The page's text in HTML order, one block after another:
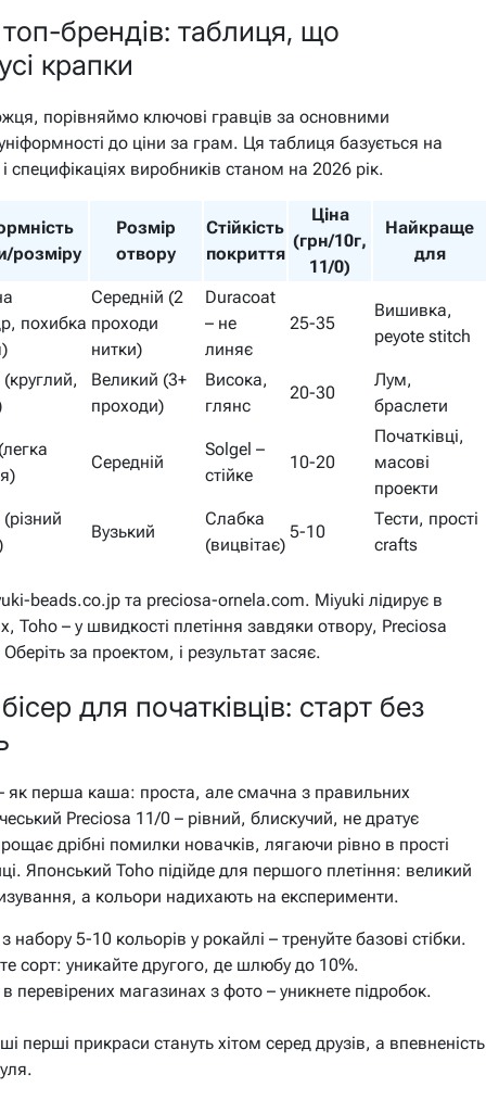
брендів: таблиця, що
крапки
порівняймо ключові гравців за основними
до ціни за грам. Ця таблиця базується на
специфікаціях виробників станом на 2026 рік.
розміру
Розмір
отвору
Стійкість
покриття
Ціна
(грн/10г,
11/0)
Найкраще
для
похибка
Середній (2
проходи
нитки)
Duracoat
– не
линяє
25-35
Вишивка,
peyote stitch
Великий (3+
проходи)
Висока,
глянс
20-30
Лум,
браслети
Середній
Solgel –
стійке
10-20
Початківці,
масові
проекти
Вузький
Слабка
(вицвітає)
5-10
Тести, прості
crafts
beads.co.jp та preciosa-ornela.com. Miyuki лідирує в
Toho – у швидкості плетіння завдяки отвору, Preciosa
за проектом, і результат засяє.
для початківців: старт без
як перша каша: проста, але смачна з правильних
чеський Preciosa 11/0 – рівний, блискучий, не дратує
дрібні помилки новачків, лягаючи рівно в прості
Японський Toho підійде для першого плетіння: великий
а кольори надихають на експерименти.
набору 5-10 кольорів у рокайлі – тренуйте базові стібки.
сорт: уникайте другого, де шлюбу до 10%.
в перевірених магазинах з фото – уникнете підробок.
перші прикраси стануть хітом серед друзів, а впевненість